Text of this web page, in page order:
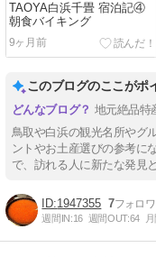
TAOYA白浜千畳 宿泊記④
朝食バイキング
9ヶ月前
このブログのここがポ
地元絶品特
鳥取や白浜の観光名所やグ
ントやお土産選びの参考に
で、訪れる人に新たな発見
1947355 7
週間IN:16 週間OUT:64